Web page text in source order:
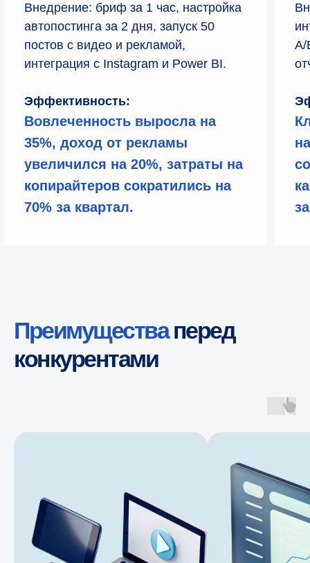
Внедрение: бриф за 1 час, настройка
автопостинга за 2 дня, запуск 50
постов с видео и рекламой,
интеграция с Instagram и Power BI.
Эффективность:
Вовлеченность выросла на
35%, доход от рекламы
увеличился на 20%, затраты на
копирайтеров сократились на
70% за квартал.
A/
Преимуществаперед
конкурентами
ОБЛАСТЬ ПРИМЕНЕНИЯ
с онлайн-присутствием — от retail
и услуг до IT, производства
Кому подходит